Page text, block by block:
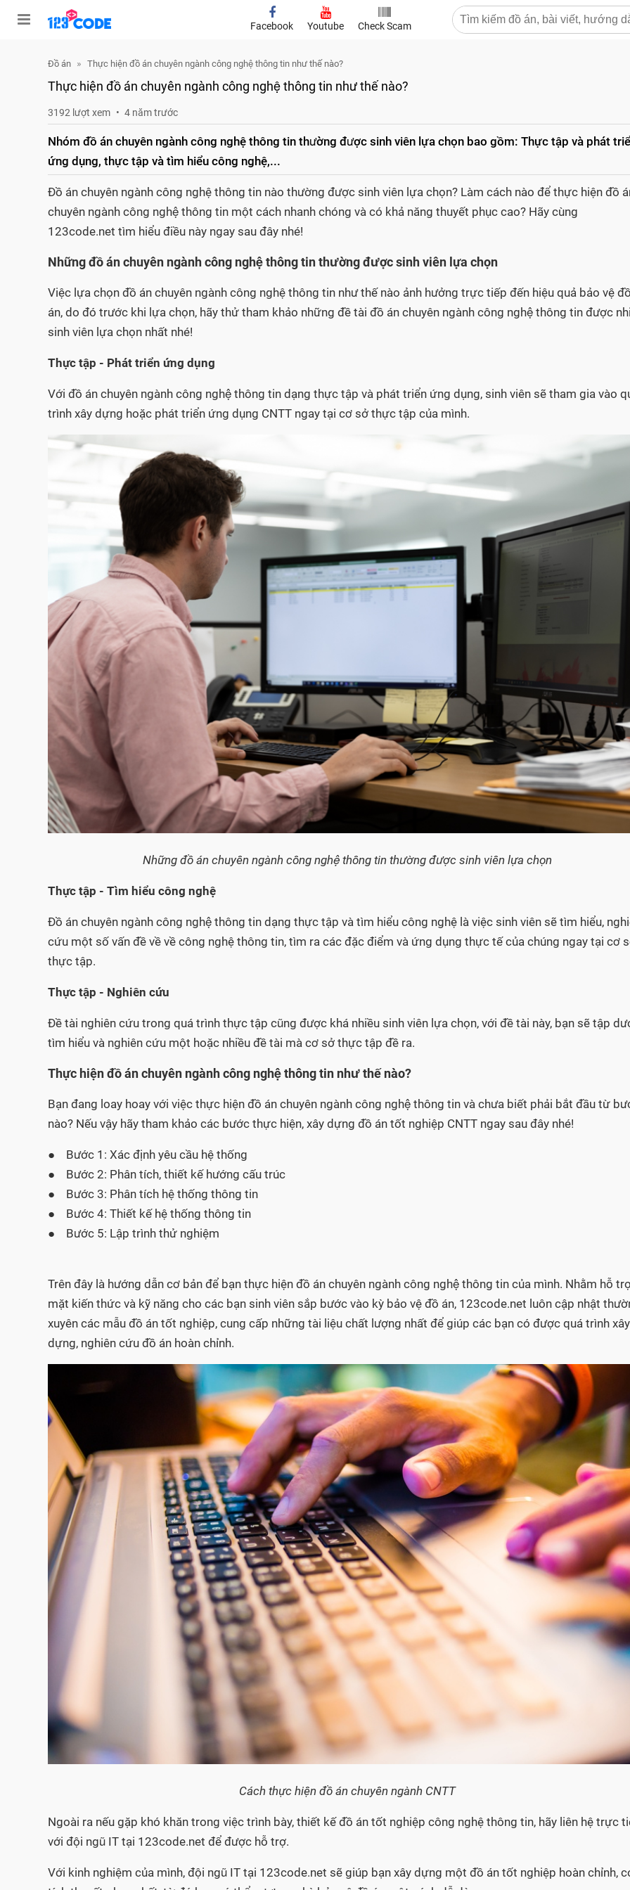
Facebook Youtube Check Scam
Đồ án Thực hiện đồ án chuyên ngành công nghệ thông tin như thế nào?
Thực hiện đồ án chuyên ngành công nghệ thông tin như thế nào?
3192 lượt xem 4 năm trước
Nhóm đồ án chuyên ngành công nghệ thông tin thường được sinh viên lựa chọn bao gồm: Thực tập và phát
ứng dụng, thực tập và tìm hiểu công nghệ,...
Đồ án chuyên ngành công nghệ thông tin nào thường được sinh viên lựa chọn? Làm cách nào để thực hiện đồ
chuyên ngành công nghệ thông tin một cách nhanh chóng và có khả năng thuyết phục cao? Hãy cùng
123code.net tìm hiểu điều này ngay sau đây nhé!
Những đồ án chuyên ngành công nghệ thông tin thường được sinh viên lựa chọn
Việc lựa chọn đồ án chuyên ngành công nghệ thông tin như thế nào ảnh hưởng trực tiếp đến hiệu quả bảo vệ đồ
án, do đó trước khi lựa chọn, hãy thử tham khảo những đề tài đồ án chuyên ngành công nghệ thông tin được
sinh viên lựa chọn nhất nhé!
Thực tập - Phát triển ứng dụng
Với đồ án chuyên ngành công nghệ thông tin dạng thực tập và phát triển ứng dụng, sinh viên sẽ tham gia vào
trình xây dựng hoặc phát triển ứng dụng CNTT ngay tại cơ sở thực tập của mình.
Những đồ án chuyên ngành công nghệ thông tin thường được sinh viên lựa chọn
Thực tập - Tìm hiểu công nghệ
Đồ án chuyên ngành công nghệ thông tin dạng thực tập và tìm hiểu công nghệ là việc sinh viên sẽ tìm hiểu,
cứu một số vấn đề về về công nghệ thông tin, tìm ra các đặc điểm và ứng dụng thực tế của chúng ngay tại cơ
thực tập.
Thực tập - Nghiên cứu
Đề tài nghiên cứu trong quá trình thực tập cũng được khá nhiều sinh viên lựa chọn, với đề tài này, bạn sẽ tập
tìm hiểu và nghiên cứu một hoặc nhiều đề tài mà cơ sở thực tập đề ra.
Thực hiện đồ án chuyên ngành công nghệ thông tin như thế nào?
Bạn đang loay hoay với việc thực hiện đồ án chuyên ngành công nghệ thông tin và chưa biết phải bắt đầu từ
nào? Nếu vậy hãy tham khảo các bước thực hiện, xây dựng đồ án tốt nghiệp CNTT ngay sau đây nhé!
● Bước 1: Xác định yêu cầu hệ thống
● Bước 2: Phân tích, thiết kế hướng cấu trúc
● Bước 3: Phân tích hệ thống thông tin
● Bước 4: Thiết kế hệ thống thông tin
● Bước 5: Lập trình thử nghiệm
Trên đây là hướng dẫn cơ bản để bạn thực hiện đồ án chuyên ngành công nghệ thông tin của mình. Nhằm hỗ
mặt kiến thức và kỹ năng cho các bạn sinh viên sắp bước vào kỳ bảo vệ đồ án, 123code.net luôn cập nhật
xuyên các mẫu đồ án tốt nghiệp, cung cấp những tài liệu chất lượng nhất để giúp các bạn có được quá trình xây
dựng, nghiên cứu đồ án hoàn chỉnh.
Cách thực hiện đồ án chuyên ngành CNTT
Ngoài ra nếu gặp khó khăn trong việc trình bày, thiết kế đồ án tốt nghiệp công nghệ thông tin, hãy liên hệ trực
với đội ngũ IT tại 123code.net để được hỗ trợ.
Với kinh nghiệm của mình, đội ngũ IT tại 123code.net sẽ giúp bạn xây dựng một đồ án tốt nghiệp hoàn chỉnh,